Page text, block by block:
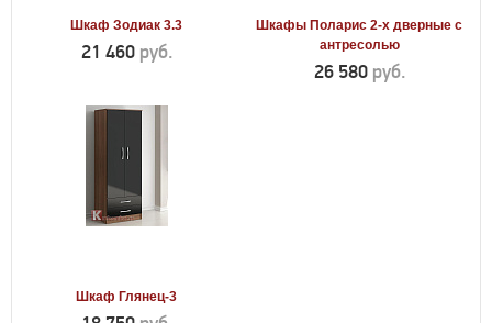
Шкаф Зодиак 3.3
21 460 руб.
Шкафы Поларис 2-х дверные с
антресолью
26 580 руб.
Шкаф Глянец-3